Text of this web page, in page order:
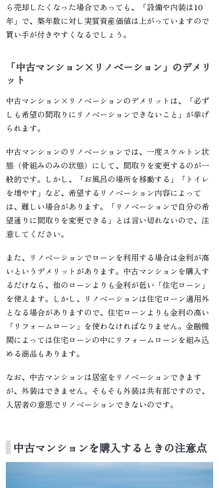
ら売却したくなった場合であっても、「設備や内装は10
年」で、築年数に対し実質資産価値は上がっていますので
買い手が付きやすくなるでしょう。
「中古マンション×リノベーション」のデメリ
ット
中古マンション×リノベーションのデメリットは、「必ず
しも希望の間取りにリノベーションできないこと」が挙げ
られます。
中古マンションのリノベーションでは、一度スケルトン状
態（骨組みのみの状態）にして、間取りを変更するのが一
般的です。しかし、「お風呂の場所を移動する」「トイレ
を増やす」など、希望するリノベーション内容によって
は、難しい場合があります。「リノベーションで自分の希
望通りに間取りを変更できる」とは言い切れないので、注
意してください。
また、リノベーションでローンを利用する場合は金利が高
いというデメリットがあります。中古マンションを購入す
るだけなら、他のローンよりも金利が低い「住宅ローン」
を使えます。しかし、リノベーションは住宅ローン適用外
となる場合がありますので、住宅ローンよりも金利の高い
「リフォームローン」を使わなければなりません。金融機
関によっては住宅ローンの中にリフォームローンを組み込
める商品もあります。
なお、中古マンションは居室をリノベーションできます
が、外装はできません。そもそも外装は共有部ですので、
入居者の意思でリノベーションできないのです。
中古マンションを購入するときの注意点